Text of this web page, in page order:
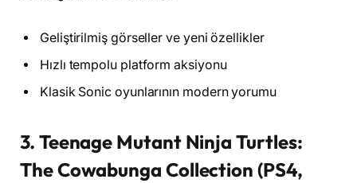
Geliştirilmiş görseller ve yeni özellikler
Hızlı tempolu platform aksiyonu
Klasik Sonic oyunlarının modern yorumu
3. Teenage Mutant Ninja Turtles:
The Cowabunga Collection (PS4,